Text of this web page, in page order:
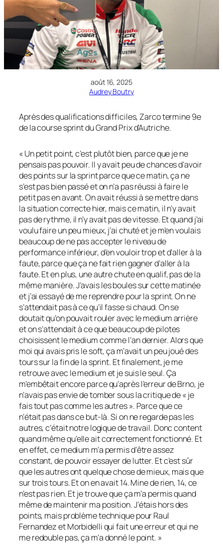
août 16, 2025
Audrey Boutry
Après des qualifications difficiles, Zarco termine 9e
de la course sprint du Grand Prix d’Autriche.
« Un petit point, c’est plutôt bien, parce que je ne
pensais pas pouvoir. Il y avait peu de chances d’avoir
des points sur la sprint parce que ce matin, ça ne
s’est pas bien passé et on n’a pas réussi à faire le
petit pas en avant. On avait réussi à se mettre dans
la situation correcte hier, mais ce matin, il n’y avait
pas de rythme, il n’y avait pas de vitesse. Et quand j’ai
voulu faire un peu mieux, j’ai chuté et je m’en voulais
beaucoup de ne pas accepter le niveau de
performance inférieur, d’en vouloir trop et d’aller à la
faute, parce que ça ne fait rien gagner d’aller à la
faute. Et en plus, une autre chute en qualif, pas de la
même manière. J’avais les boules sur cette matinée
et j’ai essayé de me reprendre pour la sprint. On ne
s’attendait pas à ce qu’il fasse si chaud. On se
doutait qu’on pouvait rouler avec le medium arrière
et on s’attendait à ce que beaucoup de pilotes
choisissent le medium comme l’an dernier. Alors que
moi qui avais pris le soft, ça m’avait un peu joué des
tours sur la fin de la sprint. Et finalement, je me
retrouve avec le medium et je suis le seul. Ça
m’embêtait encore parce qu’après l’erreur de Brno, je
n’avais pas envie de tomber sous la critique de « je
fais tout pas comme les autres ». Parce que ce
n’était pas dans ce but-là. Si on ne regarde pas les
autres, c’était notre logique de travail. Donc content
quand même qu’elle ait correctement fonctionné. Et
en effet, ce medium m’a permis d’être assez
constant, de pouvoir essayer de lutter. Et c’est sûr
que les autres ont quelque chose de mieux, mais que
sur trois tours. Et on en avait 14. Mine de rien, 14, ce
n’est pas rien. Et je trouve que ça m’a permis quand
même de maintenir ma position. J’étais hors des
points, mais problème technique pour Raul
Fernandez et Morbidelli qui fait une erreur et qui ne
me redouble pas, ça m’a donné le point. »